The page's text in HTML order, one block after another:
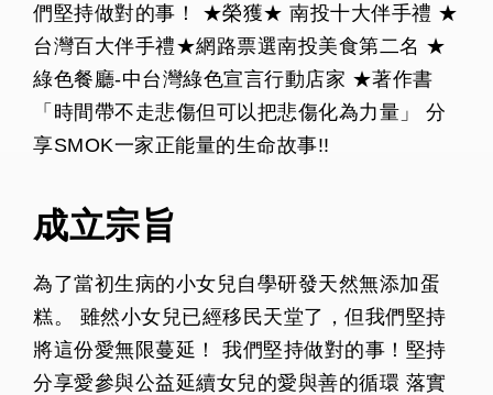
們堅持做對的事！ ★榮獲★ 南投十大伴手禮 ★
台灣百大伴手禮★網路票選南投美食第二名 ★
綠色餐廳-中台灣綠色宣言行動店家 ★著作書
「時間帶不走悲傷但可以把悲傷化為力量」 分
享SMOK一家正能量的生命故事!!
成立宗旨
為了當初生病的小女兒自學研發天然無添加蛋
糕。 雖然小女兒已經移民天堂了，但我們堅持
將這份愛無限蔓延！ 我們堅持做對的事！堅持
分享愛參與公益延續女兒的愛與善的循環 落實